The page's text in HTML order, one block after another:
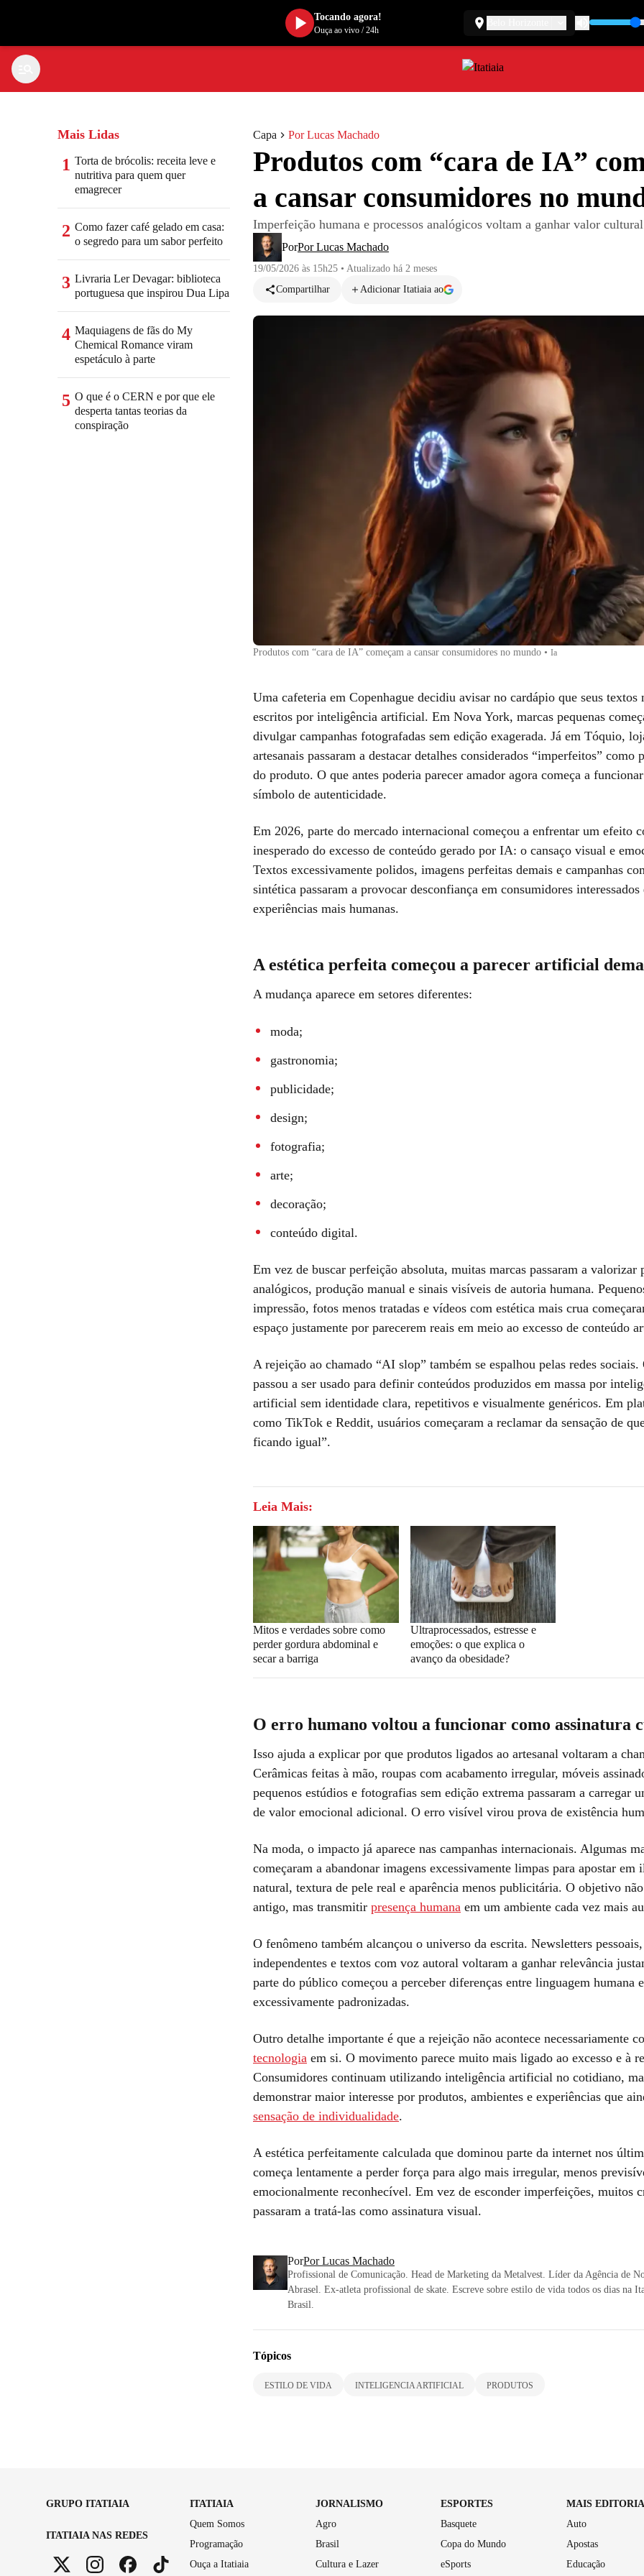
Capa Por Lucas Machado
Produtos com “cara de IA”
a cansar consumidores no
Imperfeição humana e processos analógicos voltam a ganhar valor cultural
PorPor Lucas Machado
19/05/2026 às 15h25 • Atualizado há 2 meses
Compartilhar
Adicionar Itatiaia ao
Produtos com “cara de IA” começam a cansar consumidores no mundo • Ia
Uma cafeteria em Copenhague decidiu avisar no cardápio que seus textos
escritos por inteligência artificial. Em Nova York, marcas pequenas
divulgar campanhas fotografadas sem edição exagerada. Já em Tóquio,
artesanais passaram a destacar detalhes considerados “imperfeitos” como
do produto. O que antes poderia parecer amador agora começa a
símbolo de autenticidade.
Em 2026, parte do mercado internacional começou a enfrentar um efeito
inesperado do excesso de conteúdo gerado por IA: o cansaço visual e
Textos excessivamente polidos, imagens perfeitas demais e campanhas
sintética passaram a provocar desconfiança em consumidores interessados
experiências mais humanas.
A estética perfeita começou a parecer artificial
A mudança aparece em setores diferentes:
moda;
gastronomia;
publicidade;
design;
fotografia;
arte;
decoração;
conteúdo digital.
Em vez de buscar perfeição absoluta, muitas marcas passaram a valorizar
analógicos, produção manual e sinais visíveis de autoria humana.
impressão, fotos menos tratadas e vídeos com estética mais crua
espaço justamente por parecerem reais em meio ao excesso de conteúdo
A rejeição ao chamado “AI slop” também se espalhou pelas redes sociais.
passou a ser usado para definir conteúdos produzidos em massa por
artificial sem identidade clara, repetitivos e visualmente genéricos. Em
como TikTok e Reddit, usuários começaram a reclamar da sensação de
ficando igual”.
Leia Mais:
Mitos e verdades sobre como
perder gordura abdominal e
secar a barriga
Ultraprocessados, estresse e
emoções: o que explica o
avanço da obesidade?
O erro humano voltou a funcionar como assinatura
Isso ajuda a explicar por que produtos ligados ao artesanal voltaram a
Cerâmicas feitas à mão, roupas com acabamento irregular, móveis
pequenos estúdios e fotografias sem edição extrema passaram a carregar
de valor emocional adicional. O erro visível virou prova de existência
Na moda, o impacto já aparece nas campanhas internacionais. Algumas
começaram a abandonar imagens excessivamente limpas para apostar em
natural, textura de pele real e aparência menos publicitária. O objetivo
antigo, mas transmitir presença humana em um ambiente cada vez mais
O fenômeno também alcançou o universo da escrita. Newsletters
independentes e textos com voz autoral voltaram a ganhar relevância
parte do público começou a perceber diferenças entre linguagem humana
excessivamente padronizadas.
Outro detalhe importante é que a rejeição não acontece necessariamente
tecnologia em si. O movimento parece muito mais ligado ao excesso e à
Consumidores continuam utilizando inteligência artificial no cotidiano,
demonstrar maior interesse por produtos, ambientes e experiências que
sensação de individualidade.
A estética perfeitamente calculada que dominou parte da internet nos
começa lentamente a perder força para algo mais irregular, menos
emocionalmente reconhecível. Em vez de esconder imperfeições, muitos
passaram a tratá-las como assinatura visual.
PorPor Lucas Machado
Profissional de Comunicação. Head de Marketing da Metalvest. Líder da Agência de
Abrasel. Ex-atleta profissional de skate. Escreve sobre estilo de vida todos os dias na
Brasil.
Tópicos
ESTILO DE VIDA INTELIGENCIA ARTIFICIAL PRODUTOS
Mais Lidas
1 Torta de brócolis: receita leve e
nutritiva para quem quer
emagrecer
2 Como fazer café gelado em casa:
o segredo para um sabor perfeito
3 Livraria Ler Devagar: biblioteca
portuguesa que inspirou Dua Lipa
4 Maquiagens de fãs do My
Chemical Romance viram
espetáculo à parte
5 O que é o CERN e por que ele
desperta tantas teorias da
conspiração
GRUPO ITATIAIA
ITATIAIA NAS REDES
ITATIAIA
Quem Somos
Programação
Ouça a Itatiaia
JORNALISMO
Agro
Brasil
Cultura e Lazer
ESPORTES
Basquete
Copa do Mundo
eSports
MAIS
Auto
Apostas
Educação
Tocando agora!
Ouça ao vivo/24h